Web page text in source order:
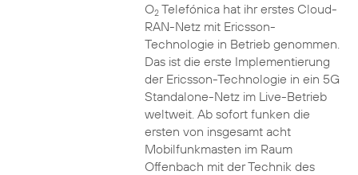
O2Telefónica hat ihr erstes Cloud-
RAN-Netz mit Ericsson-
Technologie in Betrieb genommen.
Das ist die erste Implementierung
der Ericsson-Technologie in ein 5G
Standalone-Netz im Live-Betrieb
weltweit. Ab sofort funken die
ersten von insgesamt acht
Mobilfunkmasten im Raum
Offenbach mit der Technik des